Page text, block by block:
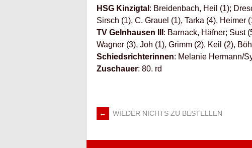
HSG Kinzigtal : Breidenbach, Heil (1);
Sirsch (1), C. Grauel (1), Tarka (4), Heimer
TV Gelnhausen III : Barnack, Häfner; Sust
Wagner (3), Joh (1), Grimm (2), Keil (2),
Schiedsrichterinnen: Melanie Hermann/
Zuschauer: 80. rd
ARTIKEL-
← WIEDER NICHTS ZU BESTELLEN